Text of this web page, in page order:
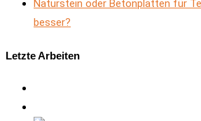
Naturstein oder Betonplatten für
besser?
Letzte Arbeiten